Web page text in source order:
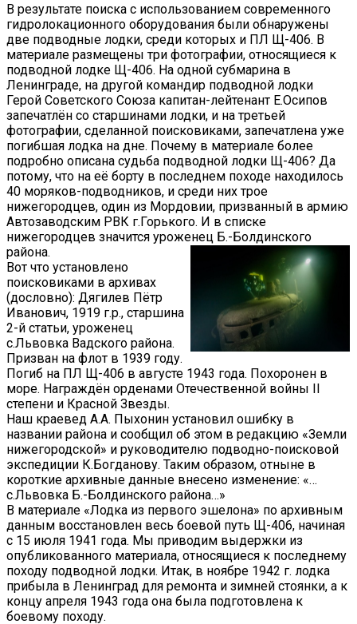
В результате поиска с использованием современного
гидролокационного оборудования были обнаружены
две подводные лодки, среди которых и ПЛ Щ-406. В
материале размещены три фотографии, относящиеся к
подводной лодке Щ-406. На одной субмарина в
Ленинграде, на другой командир подводной лодки
Герой Советского Союза капитан-лейтенант Е.Осипов
запечатлён со старшинами лодки, и на третьей
фотографии, сделанной поисковиками, запечатлена уже
погибшая лодка на дне. Почему в материале более
подробно описана судьба подводной лодки Щ-406? Да
потому, что на её борту в последнем походе находилось
40 моряков-подводников, и среди них трое
нижегородцев, один из Мордовии, призванный в армию
Автозаводским РВК г.Горького. И в списке
нижегородцев значится уроженец Б.-Болдинского
района.
Вот что установлено
поисковиками в архивах
(дословно): Дягилев Пётр
Иванович, 1919 г.р., старшина
2-й статьи, уроженец
с.Львовка Вадского района.
Призван на флот в 1939 году.
Погиб на ПЛ Щ-406 в августе 1943 года. Похоронен в
море. Награждён орденами Отечественной войны II
степени и Красной Звезды.
Наш краевед А.А. Пыхонин установил ошибку в
названии района и сообщил об этом в редакцию «Земли
нижегородской» и руководителю подводно-поисковой
экспедиции К.Богданову. Таким образом, отныне в
короткие архивные данные внесено изменение: «…
с.Львовка Б.-Болдинского района…»
В материале «Лодка из первого эшелона» по архивным
данным восстановлен весь боевой путь Щ-406, начиная
с 15 июля 1941 года. Мы приводим выдержки из
опубликованного материала, относящиеся к последнему
походу подводной лодки. Итак, в ноябре 1942 г. лодка
прибыла в Ленинград для ремонта и зимней стоянки, а к
концу апреля 1943 года она была подготовлена к
боевому походу.